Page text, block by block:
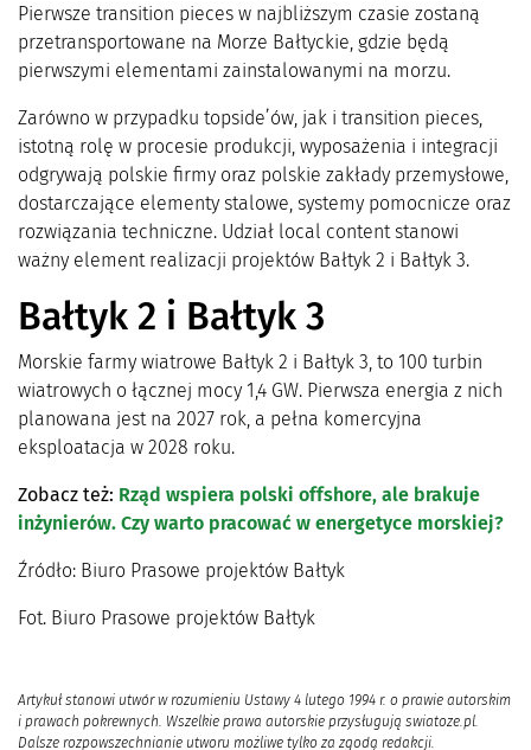
Pierwsze transition pieces w najbliższym czasie zostaną
przetransportowane na Morze Bałtyckie, gdzie będą
pierwszymi elementami zainstalowanymi na morzu.
Zarówno w przypadku topside’ów, jak i transition pieces,
istotną rolę w procesie produkcji, wyposażenia i integracji
odgrywają polskie firmy oraz polskie zakłady przemysłowe,
dostarczające elementy stalowe, systemy pomocnicze oraz
rozwiązania techniczne. Udział local content stanowi
ważny element realizacji projektów Bałtyk 2 i Bałtyk 3.
Bałtyk 2 i Bałtyk 3
Morskie farmy wiatrowe Bałtyk 2 i Bałtyk 3, to 100 turbin
wiatrowych o łącznej mocy 1,4 GW. Pierwsza energia z nich
planowana jest na 2027 rok, a pełna komercyjna
eksploatacja w 2028 roku.
Zobacz też: Rząd wspiera polski offshore, ale brakuje
inżynierów. Czy warto pracować w energetyce morskiej?
Źródło: Biuro Prasowe projektów Bałtyk
Fot. Biuro Prasowe projektów Bałtyk
Artykuł stanowi utwór w rozumieniu Ustawy 4 lutego 1994 r. o prawie autorskim
i prawach pokrewnych. Wszelkie prawa autorskie przysługują swiatoze.pl.
Dalsze rozpowszechnianie utworu możliwe tylko za zgodą redakcji.